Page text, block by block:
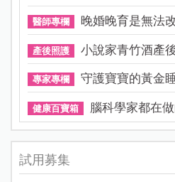
醫師專欄 晚婚晚育是無法
產後照護 小說家青竹酒產
專家專欄 守護寶寶的黃金
健康百寶箱 腦科學家都在
試用募集